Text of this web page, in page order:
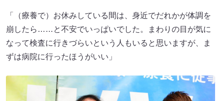
「（療養で）お休みしている間は、身近でだれかが体調を
崩したら……と不安でいっぱいでした。まわりの目が気に
なって検査に行きづらいという人もいると思いますが、ま
ずは病院に行ったほうがいい」